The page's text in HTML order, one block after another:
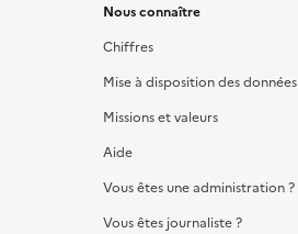
Nous connaître
Chiffres
Mise à disposition des données
Missions et valeurs
Aide
Vous êtes une administration ?
Vous êtes journaliste ?